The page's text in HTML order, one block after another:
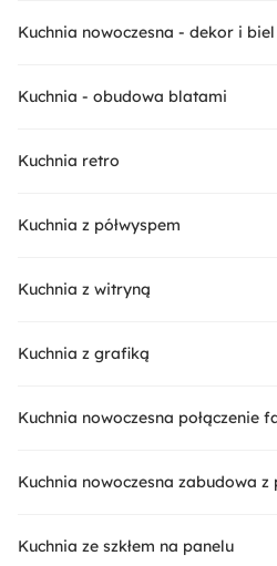
Kuchnia nowoczesna - dekor i biel
Kuchnia - obudowa blatami
Kuchnia retro
Kuchnia z półwyspem
Kuchnia z witryną
Kuchnia z grafiką
Kuchnia nowoczesna połączenie
Kuchnia nowoczesna zabudowa z
Kuchnia ze szkłem na panelu